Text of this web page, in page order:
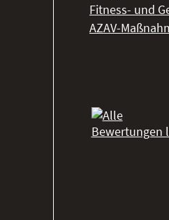
Fitness- und
AZAV-